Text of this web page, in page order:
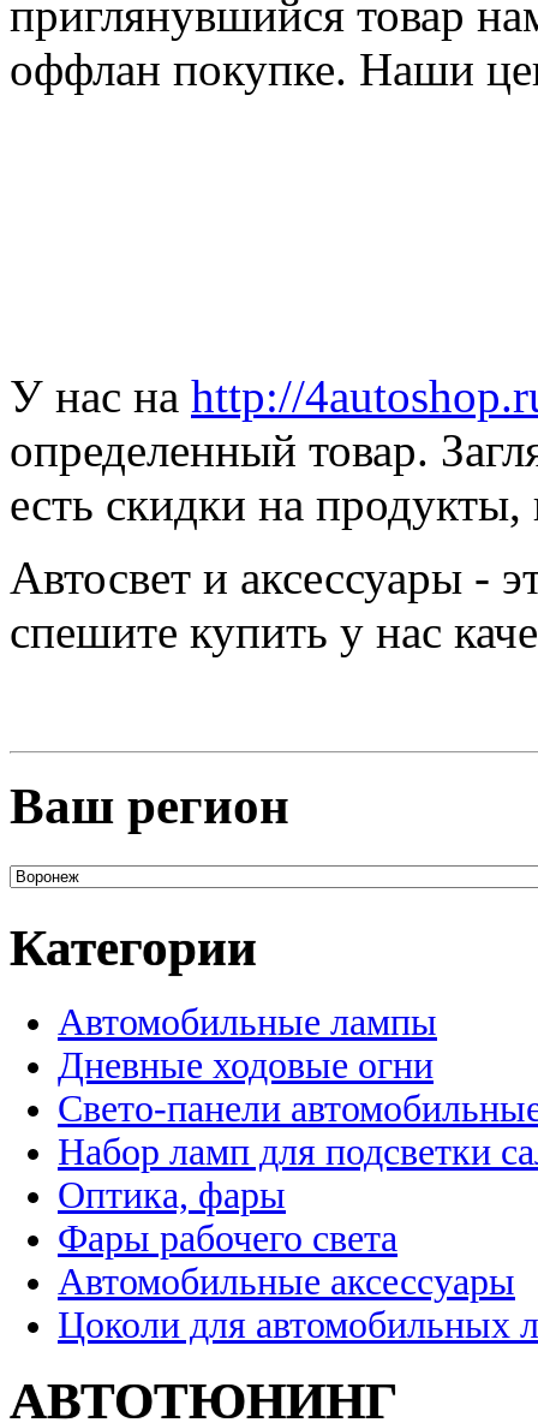
приглянувшийся товар
оффлан покупке. Наши
У нас на http://
определенный товар.
есть скидки на
Автосвет и аксессуары -
спешите купить у нас
Ваш регион
Категории
Автомобильные лампы
Дневные ходовые огни
Свето-панели
Набор ламп для подсветки
Оптика, фары
Фары рабочего света
Автомобильные аксессуары
Цоколи для автомобильных
АВТОТЮНИНГ